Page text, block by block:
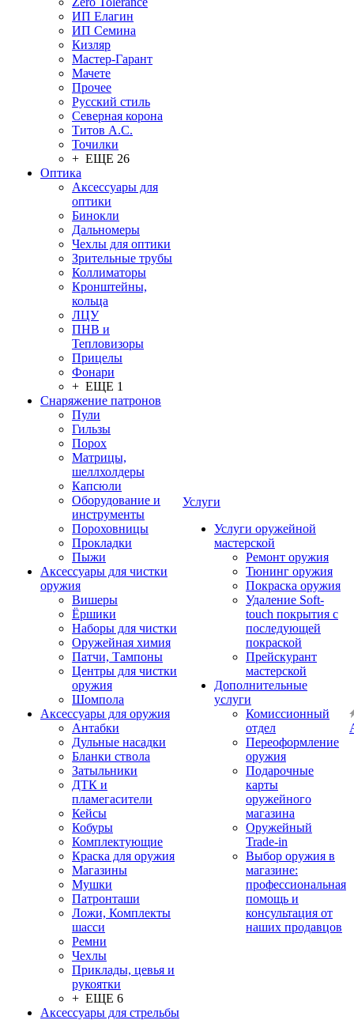
ИП Елагин
ИП Семина
Кизляр
Мастер-Гарант
Мачете
Прочее
Русский стиль
Северная корона
Титов А.С.
Точилки
+ ЕЩЕ 26
Оптика
Аксессуары для
оптики
Бинокли
Дальномеры
Чехлы для оптики
Зрительные трубы
Коллиматоры
Кронштейны,
кольца
ЛЦУ
ПНВ и
Тепловизоры
Прицелы
Фонари
+ ЕЩЕ 1
Снаряжение патронов
Пули
Гильзы
Порох
Матрицы,
шеллхолдеры
Капсюли
Оборудование и
инструменты
Пороховницы
Прокладки
Пыжи
Аксессуары для чистки
оружия
Вишеры
Ёршики
Наборы для чистки
Оружейная химия
Патчи, Тампоны
Центры для чистки
оружия
Шомпола
Аксессуары для оружия
Антабки
Дульные насадки
Бланки ствола
Затыльники
ДТК и
пламегасители
Кейсы
Кобуры
Комплектующие
Краска для оружия
Магазины
Мушки
Патронташи
Ложи, Комплекты
шасси
Ремни
Чехлы
Приклады, цевья и
рукоятки
+ ЕЩЕ 6
Аксессуары для стрельбы
Услуги
Услуги оружейной
мастерской
Ремонт оружия
Тюнинг оружия
Покраска оружия
Удаление Soft-
touch покрытия с
последующей
покраской
Прейскурант
мастерской
Дополнительные
услуги
Комиссионный
отдел
Переоформление
оружия
Подарочные
карты
оружейного
магазина
Оружейный
Trade-in
Выбор оружия в
магазине:
профессиональная
помощь и
консультация от
наших продавцов